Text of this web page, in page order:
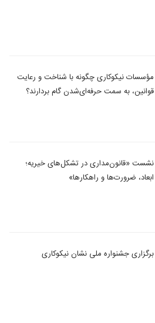
مؤسسات نیکوکاری چگونه با شناخت و رعایت
قوانین، به سمت حرفه‎‌ای‌شدن گام بردارند؟
نشست «قانون‌مداری در تشکل‌های خیریه؛
ابعاد، ضرورت‌ها و راهکارها»
برگزاری جشنواره ملی نشان نیکوکاری